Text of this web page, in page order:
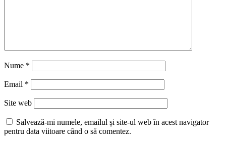
Nume *
Email *
Site web
Salvează-mi numele, emailul și site-ul web în acest navigator
pentru data viitoare când o să comentez.